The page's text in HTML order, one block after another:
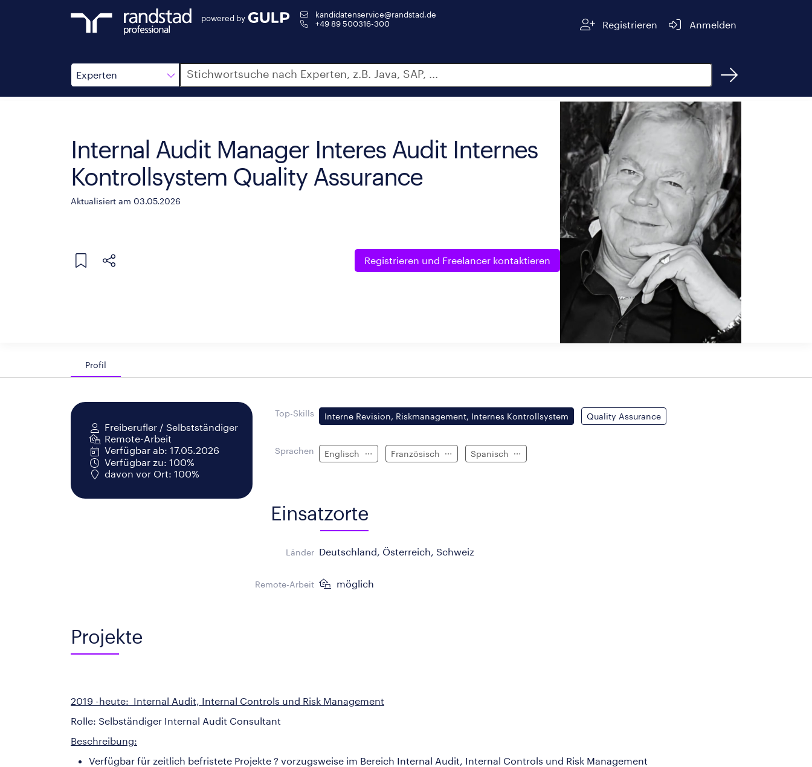
powered by
kandidatenservice@randstad.de
+49 89 500316-300
Registrieren Anmelden
Experten
Suche
Internal Audit Manager Interes Audit Internes
Kontrollsystem Quality Assurance
Aktualisiert am 03.05.2026
Registrieren und Freelancer kontaktieren
Profil
Freiberufler / Selbstständiger
Remote-Arbeit
Verfügbar ab: 17.05.2026
Verfügbar zu: 100%
davon vor Ort: 100%
Top-Skills Interne Revision, Riskmanagement, Internes Kontrollsystem Quality Assurance
Sprachen Englisch Französisch Spanisch
Einsatzorte
Länder Deutschland, Österreich, Schweiz
Remote-Arbeit möglich
Projekte
2019 -heute: Internal Audit, Internal Controls und Risk Management
Rolle: Selbständiger Internal Audit Consultant
Beschreibung:
Verfügbar für zeitlich befristete Projekte ? vorzugsweise im Bereich Internal Audit, Internal Controls und Risk Management